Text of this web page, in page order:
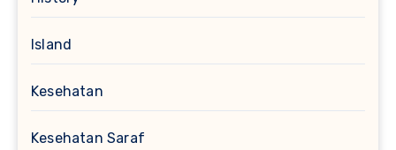
Island
Kesehatan
Kesehatan Saraf